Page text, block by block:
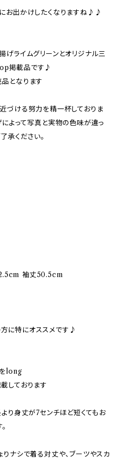
お出かけしたくなりますね♪♪
ライムグリーンとオリジナル三
掲載品です♪
となります
づける努力を精一杯しておりま
よって写真と実物の色味が違っ
承ください。
袖丈50.5cm
に特にオススメです♪
long
しております
り身丈が7センチほど短くてもお
ナシで着る対丈や、ブーツやスカ